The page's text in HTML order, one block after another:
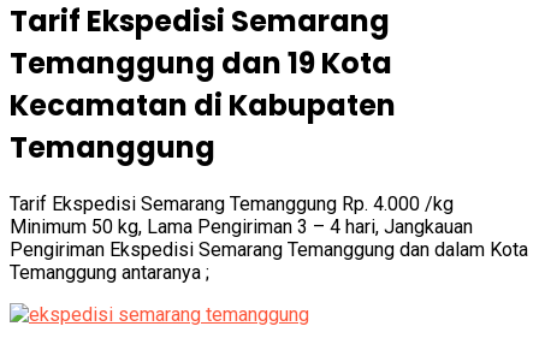
Tarif Ekspedisi Semarang
Temanggung dan 19 Kota
Kecamatan di Kabupaten
Temanggung
Tarif Ekspedisi Semarang Temanggung Rp. 4.000 /kg
Minimum 50 kg, Lama Pengiriman 3 – 4 hari, Jangkauan
Pengiriman Ekspedisi Semarang Temanggung dan dalam Kota
Temanggung antaranya ;